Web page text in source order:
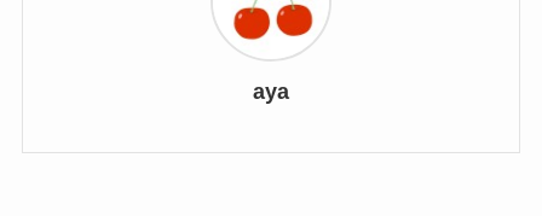
aya